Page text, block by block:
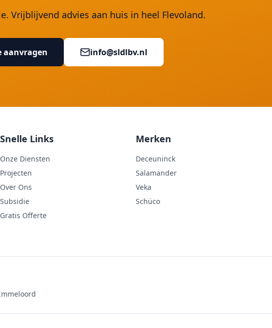
Vrijblijvend advies aan huis in heel Flevoland.
aanvragen info@sldlbv.nl
Snelle Links
Onze Diensten
Projecten
Over Ons
Subsidie
Gratis Offerte
Merken
Deceuninck
Salamander
Veka
Schüco